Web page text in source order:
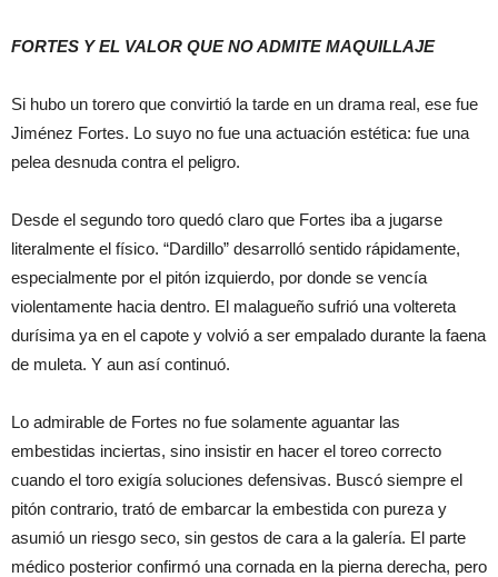
FORTES Y EL VALOR QUE NO ADMITE MAQUILLAJE
Si hubo un torero que convirtió la tarde en un drama real, ese fue
Jiménez Fortes. Lo suyo no fue una actuación estética: fue una
pelea desnuda contra el peligro.
Desde el segundo toro quedó claro que Fortes iba a jugarse
literalmente el físico. “Dardillo” desarrolló sentido rápidamente,
especialmente por el pitón izquierdo, por donde se vencía
violentamente hacia dentro. El malagueño sufrió una voltereta
durísima ya en el capote y volvió a ser empalado durante la faena
de muleta. Y aun así continuó.
Lo admirable de Fortes no fue solamente aguantar las
embestidas inciertas, sino insistir en hacer el toreo correcto
cuando el toro exigía soluciones defensivas. Buscó siempre el
pitón contrario, trató de embarcar la embestida con pureza y
asumió un riesgo seco, sin gestos de cara a la galería. El parte
médico posterior confirmó una cornada en la pierna derecha, pero